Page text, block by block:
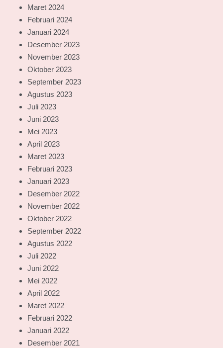
Maret 2024
Februari 2024
Januari 2024
Desember 2023
November 2023
Oktober 2023
September 2023
Agustus 2023
Juli 2023
Juni 2023
Mei 2023
April 2023
Maret 2023
Februari 2023
Januari 2023
Desember 2022
November 2022
Oktober 2022
September 2022
Agustus 2022
Juli 2022
Juni 2022
Mei 2022
April 2022
Maret 2022
Februari 2022
Januari 2022
Desember 2021